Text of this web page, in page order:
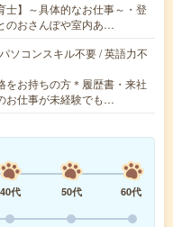
士】～具体的なお仕事～・登
のおさんぽや室内あ…
ソコンスキル不要 / 英語力不
をお持ちの方＊履歴書・来社
お仕事が未経験でも…
40代 50代
60代